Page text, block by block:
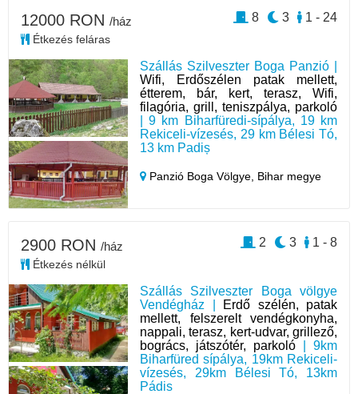
Szállás Szilveszter Boga Panzió |
Wifi, Erdőszélen patak mellett,
étterem, bár, kert, terasz, Wifi,
filagória, grill, teniszpálya, parkoló
| 9 km Biharfüredi-sípálya, 19 km
Rekiceli-vízesés, 29 km Bélesi Tó,
13 km Padiș
Panzió Boga Völgye, Bihar megye
12000 RON /ház
Étkezés feláras
1 - 24
3
8
Szállás Szilveszter Boga völgye
Vendégház |
Erdő szélén, patak
mellett, felszerelt vendégkonyha,
nappali, terasz, kert-udvar, grillező,
bogrács, játszótér, parkoló | 9km
Biharfüred sípálya, 19km Rekiceli-
vízesés, 29km Bélesi Tó, 13km
Pádis
2900 RON /ház
Étkezés nélkül
1 - 8
3
2